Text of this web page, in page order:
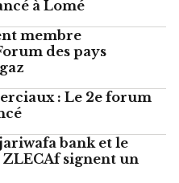
à Lomé
membre
des pays
: Le 2e forum
bank et le
signent un